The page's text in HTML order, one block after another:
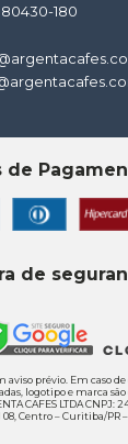
80430-180
de
de
aviso prévio. Em caso
logotipo e marca
CAFES LTDA CNPJ:
Centro – Curitiba/PR –